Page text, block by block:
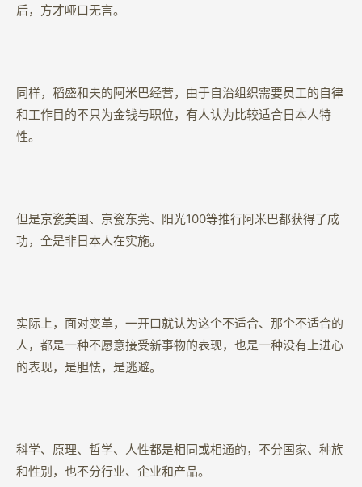
后，方才哑口无言。
同样，稻盛和夫的阿米巴经营，由于自治组织需要员工的自律
和工作目的不只为金钱与职位，有人认为比较适合日本人特
性。
但是京瓷美国、京瓷东莞、阳光100等推行阿米巴都获得了成
功，全是非日本人在实施。
实际上，面对变革，一开口就认为这个不适合、那个不适合的
人，都是一种不愿意接受新事物的表现，也是一种没有上进心
的表现，是胆怯，是逃避。
科学、原理、哲学、人性都是相同或相通的，不分国家、种族
和性别，也不分行业、企业和产品。